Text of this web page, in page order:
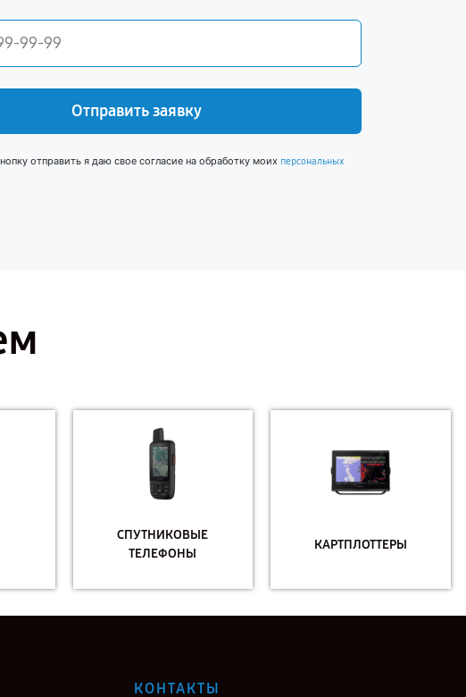
Отправить заявку
отправить я даю свое согласие на обработку моих персональных
СПУТНИКОВЫЕ
ТЕЛЕФОНЫ
КАРТПЛОТТЕРЫ
КОНТАКТЫ